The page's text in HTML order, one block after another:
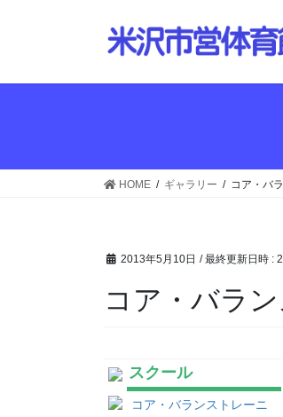
HOME ギャラリー コア・バ
2013年5月10日 / 最終更新日時 :
コア・バラ
スクール
コア・バランストレーニ